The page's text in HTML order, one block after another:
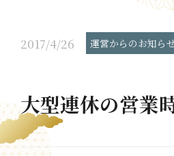
2017/4/26 運営からのお知ら
大型連休の営業